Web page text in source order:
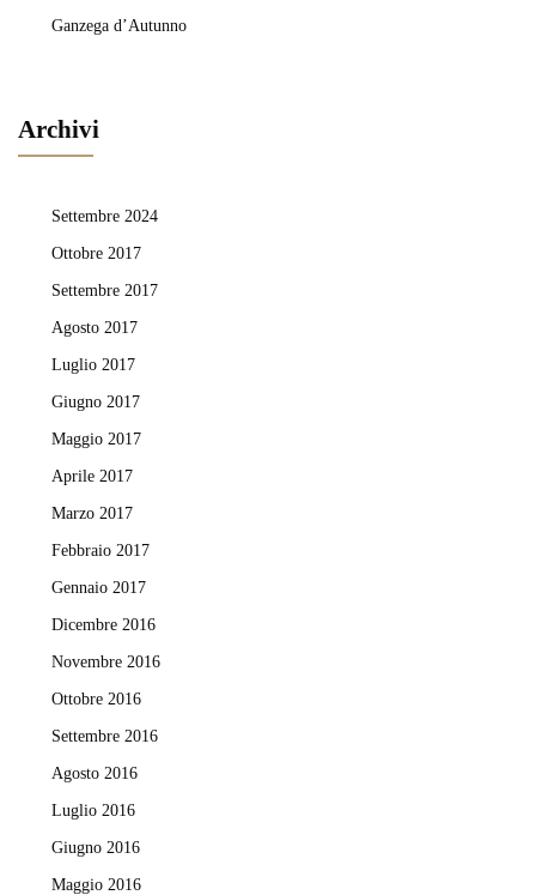
Ganzega d’Autunno
Archivi
Settembre 2024
Ottobre 2017
Settembre 2017
Agosto 2017
Luglio 2017
Giugno 2017
Maggio 2017
Aprile 2017
Marzo 2017
Febbraio 2017
Gennaio 2017
Dicembre 2016
Novembre 2016
Ottobre 2016
Settembre 2016
Agosto 2016
Luglio 2016
Giugno 2016
Maggio 2016